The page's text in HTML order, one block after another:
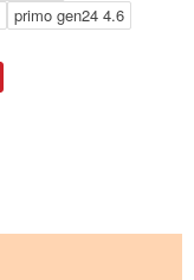
primo gen24 4.6